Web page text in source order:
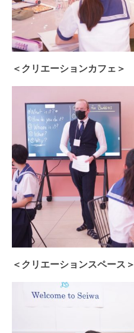
＜クリエーションカフェ＞
＜クリエーションスペース＞